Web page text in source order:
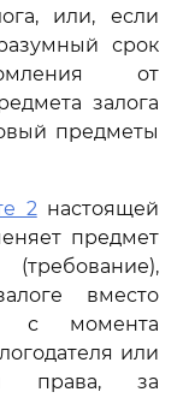
или, если
срок
от
залога
предметы
2настоящей
предмет
вместо
с момента
или
права, за